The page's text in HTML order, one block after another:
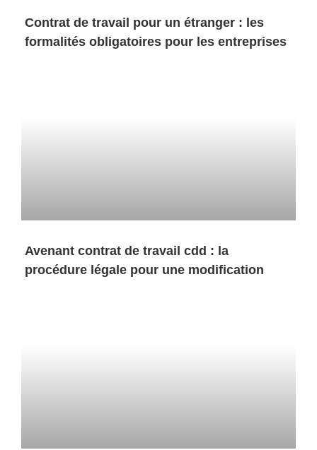
Contrat de travail pour un étranger : les
formalités obligatoires pour les entreprises
Avenant contrat de travail cdd : la
procédure légale pour une modification